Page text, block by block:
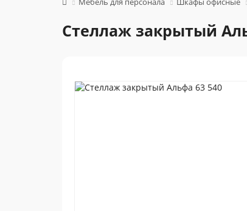
Стеллаж закрытый